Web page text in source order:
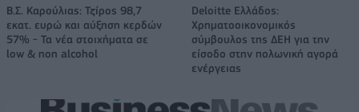
Β.Σ. Καρούλιας: Τζίρος 98,7
εκατ. ευρώ και αύξηση κερδών
57% - Τα νέα στοιχήματα σε
low & non alcohol
Deloitte Ελλάδος:
Χρηματοοικονομικός
σύμβουλος της ΔΕΗ για την
είσοδο στην πολωνική αγορά
ενέργειας